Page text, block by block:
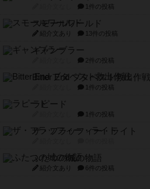
1件の投稿
スモールワールド
紹介文あり 13件の投稿
ギャンブラー
2件の投稿
Bitter End ブタペスト救出作戦
1件の投稿
ラピード
1件の投稿
ザ・フラッフィー・ライト
ふたつの城の物語
紹介文あり 6件の投稿